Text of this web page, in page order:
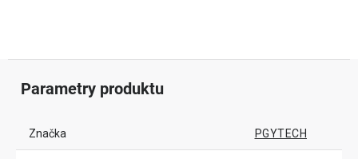
Parametry produktu
Značka PGYTECH